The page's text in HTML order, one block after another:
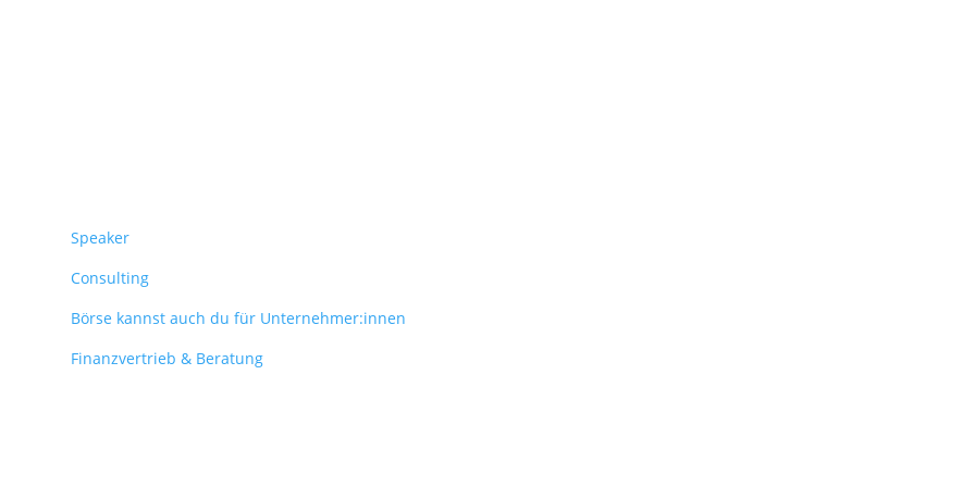
Speaker
Consulting
Börse kannst auch du für Unternehmer:innen
Finanzvertrieb & Beratung